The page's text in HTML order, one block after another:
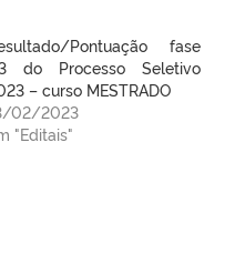
Pontuação fase
do Processo Seletivo
– curso MESTRADO
02/2023
"Editais"